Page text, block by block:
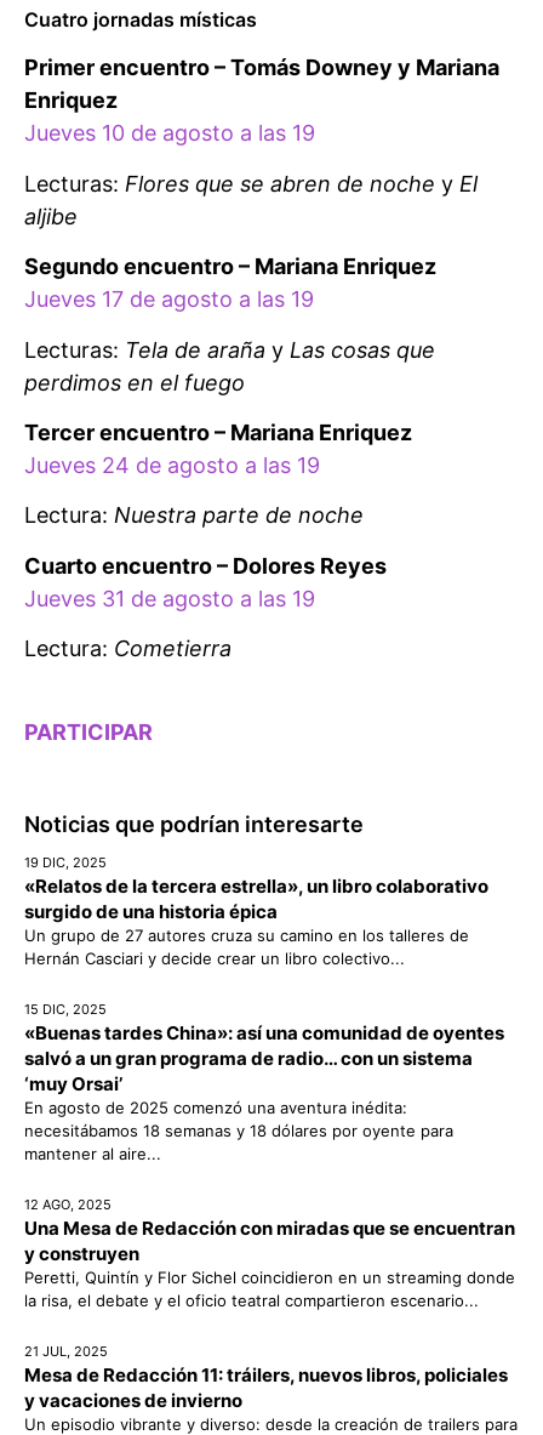
Cuatro jornadas místicas
Primer encuentro – Tomás Downey y Mariana
Enriquez
Jueves 10 de agosto a las 19
Lecturas: Flores que se abren de noche y El
aljibe
Segundo encuentro – Mariana Enriquez
Jueves 17 de agosto a las 19
Lecturas: Tela de araña y Las cosas que
perdimos en el fuego
Tercer encuentro – Mariana Enriquez
Jueves 24 de agosto a las 19
Lectura: Nuestra parte de noche
Cuarto encuentro – Dolores Reyes
Jueves 31 de agosto a las 19
Lectura: Cometierra
PARTICIPAR
Noticias que podrían interesarte
19 DIC, 2025
«Relatos de la tercera estrella», un libro colaborativo
surgido de una historia épica
Un grupo de 27 autores cruza su camino en los talleres de
Hernán Casciari y decide crear un libro colectivo...
15 DIC, 2025
«Buenas tardes China»: así una comunidad de oyentes
salvó a un gran programa de radio… con un sistema
‘muy Orsai’
En agosto de 2025 comenzó una aventura inédita:
necesitábamos 18 semanas y 18 dólares por oyente para
mantener al aire...
12 AGO, 2025
Una Mesa de Redacción con miradas que se encuentran
y construyen
Peretti, Quintín y Flor Sichel coincidieron en un streaming donde
la risa, el debate y el oficio teatral compartieron escenario...
21 JUL, 2025
Mesa de Redacción 11: tráilers, nuevos libros, policiales
y vacaciones de invierno
Un episodio vibrante y diverso: desde la creación de trailers para